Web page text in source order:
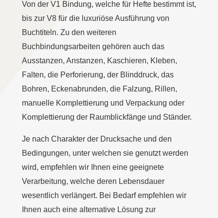
Von der V1 Bindung, welche für Hefte bestimmt ist,
bis zur V8 für die luxuriöse Ausführung von
Buchtiteln. Zu den weiteren
Buchbindungsarbeiten gehören auch das
Ausstanzen, Anstanzen, Kaschieren, Kleben,
Falten, die Perforierung, der Blinddruck, das
Bohren, Eckenabrunden, die Falzung, Rillen,
manuelle Komplettierung und Verpackung oder
Komplettierung der Raumblickfänge und Ständer.
Je nach Charakter der Drucksache und den
Bedingungen, unter welchen sie genutzt werden
wird, empfehlen wir Ihnen eine geeignete
Verarbeitung, welche deren Lebensdauer
wesentlich verlängert. Bei Bedarf empfehlen wir
Ihnen auch eine alternative Lösung zur